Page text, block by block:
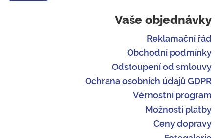
Vaše objednávky
Reklamační řád
Obchodní podmínky
Odstoupení od smlouvy
Ochrana osobních údajů GDPR
Věrnostní program
Možnosti platby
Ceny dopravy